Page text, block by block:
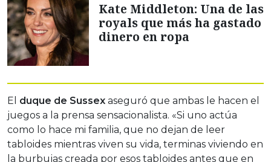
Kate Middleton: Una de las
royals que más ha gastado
dinero en ropa
El duque de Sussex aseguró que ambas le hacen el
juegos a la prensa sensacionalista. «Si uno actúa
como lo hace mi familia, que no dejan de leer
tabloides mientras viven su vida, terminas viviendo en
la burbujas creada por esos tabloides antes que en